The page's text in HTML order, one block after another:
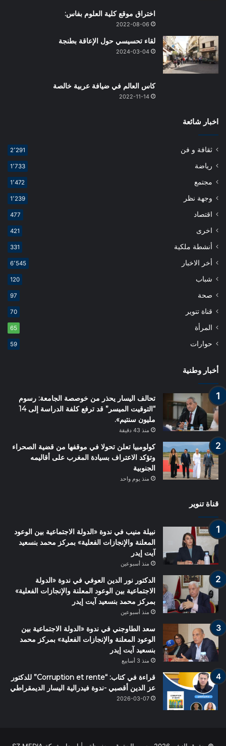
اختراق موقع كلية العلوم بفاس:
2022-08-06
لقاء تحسيسي حول الإعاقة بطنجة
2024-03-04
كاس العالم في ضيافة عربية خالصة
2022-11-14
اخبار شائعة
ثقافة و فن 2٬291
رياضة 1٬733
مجتمع 1٬472
وجهة نظر 1٬239
اقتصاد 477
اخرى 421
أنشطة ملكية 331
أخر الاخبار 6٬545
شباب 120
صحة 97
قناة تنوير 70
المرأة 65
حوارات 59
أخبار وطنية
تحالف اليسار يحذر من خوصصة الجامعة: رسوم
“التوقيت الميسر” قد ترفع كلفة الدراسة إلى 14
مليون سنتيم».
منذ 43 دقيقة
كولومبيا تعلن تحولا في موقفها من قضية الصحراء
وتؤكد الاعتراف بسيادة المغرب على أقاليمه
الجنوبية
منذ يوم واحد
قناة تنوير
نبيلة منيب في ندوة «الدولة الاجتماعية بين الوعود
المعلنة والإنجازات الفعلية» بمركز محمد بنسعيد
آيت إيدر
منذ أسبوعين
الدكتور نور الدين العوفي في ندوة «الدولة
الاجتماعية بين الوعود المعلنة والإنجازات الفعلية»
بمركز محمد بنسعيد آيت إيدر
منذ أسبوعين
سعد الطاوجني في ندوة «الدولة الاجتماعية بين
الوعود المعلنة والإنجازات الفعلية» بمركز محمد
بنسعيد آيت إيدر
منذ 3 أسابيع
قراءة في كتاب: “Corruption et rente” للدكتور
عز الدين أقصبي -ندوة فيدرالية اليسار الديمقراطي
2026-03-07